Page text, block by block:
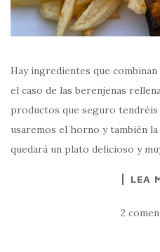
Hay ingredientes que
el caso de las berenjenas
productos que seguro tendréis
usaremos el horno y también
quedará un plato delicioso y
LEA
2